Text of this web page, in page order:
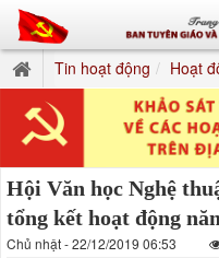
Tin hoạt động Hoạt
Hội Văn học Nghệ
tổng kết hoạt động
Chủ nhật - 22/12/2019 06:53